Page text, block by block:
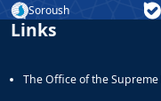
Soroush
Links
The Office of the Supreme